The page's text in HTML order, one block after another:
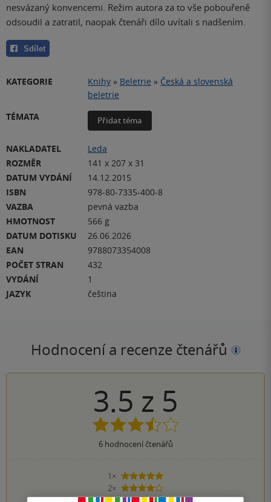
nesvázaný konvencemi. Režim autora za to vše pobouřeně
odsoudil a zatratil, naopak čtenáři dílo uvítali s nadšením.
Sdílet
KATEGORIE Knihy » Beletrie » Česká a slovenská
beletrie
TÉMATA
Přidat téma
NAKLADATEL
Leda
ROZMĚR
141 x 207 x 31
DATUM VYDÁNÍ
14.12.2015
ISBN
978-80-7335-400-8
VAZBA
pevná vazba
HMOTNOST
566 g
DATUM DOTISKU
26.06.2026
EAN
9788073354008
POČET STRAN
432
VYDÁNÍ
1
JAZYK
čeština
Hodnocení a recenze čtenářů
3.5 z 5
6hodnocení čtenářů
1×
5 hvězdiček
2×
4 hvězdičky